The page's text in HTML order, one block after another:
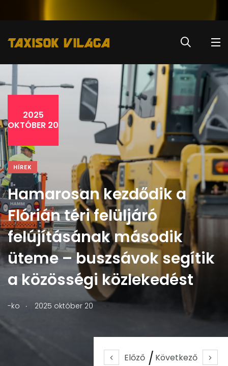
Előző Következő
2025
OKTÓBER 20
HÍREK
Hamarosan kezdődik a
Flórián téri felüljáró
felújításának második
üteme – buszsávok segítik
a közösségi közlekedést
-ko . 2025 október 20